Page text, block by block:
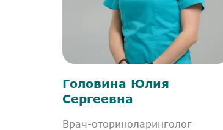
Головина Юлия
Сергеевна
Врач-оториноларинголог